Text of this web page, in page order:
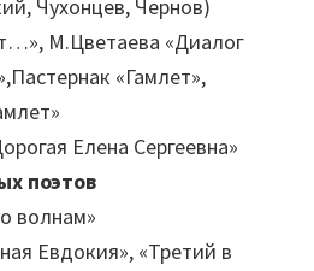
Чухонцев, Чернов)
М.Цветаева «Диалог
«Гамлет»,
Елена Сергеевна»
поэтов
волнам»
Евдокия», «Третий в